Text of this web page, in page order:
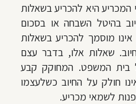
היא להכריע בשאלות
בהיטל השבחה או בסכום
אינו מוסמך להכריע בשאלות
שאלות אלו, בדבר עצם
בית המשפט. המחוקק קבע
חולק על החיוב כשלעצמו
לשמאי מכריע.